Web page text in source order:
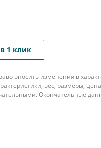
1 клик
вносить изменения в
вес, размеры,
Окончательные